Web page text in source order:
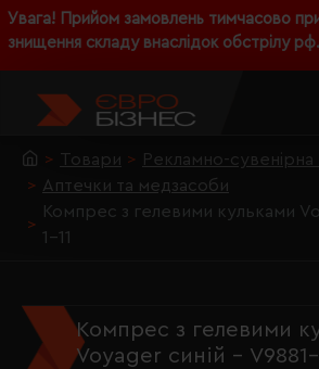
Увага! Прийом замовлень тимчасово
знищення складу внаслідок обстрілу рф.
Товари Рекламно-сувенірна
Аптечки та медзасоби
Компрес з гелевими кульками
1-11
Компрес з гелевими
Voyager синій - V9881-